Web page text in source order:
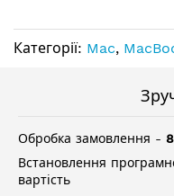
Категорії: Mac,
Обробка замовлення -
Встановлення
вартість